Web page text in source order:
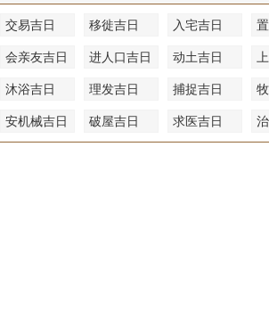
交易吉日 移徙吉日 入宅吉日
会亲友吉日 进人口吉日 动土吉日
沐浴吉日 理发吉日 捕捉吉日
安机械吉日 破屋吉日 求医吉日